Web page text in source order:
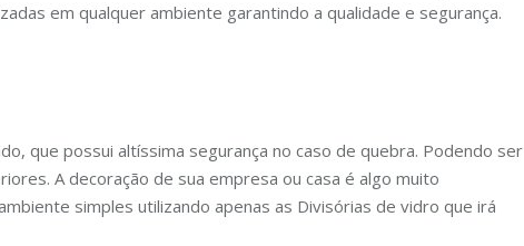
em qualquer ambiente garantindo a qualidade e segurança.
que possui altíssima segurança no caso de quebra. Podendo ser
A decoração de sua empresa ou casa é algo muito
simples utilizando apenas as Divisórias de vidro que irá